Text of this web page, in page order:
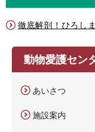
徹底解剖！ひろし
動物愛護セン
あいさつ
施設案内